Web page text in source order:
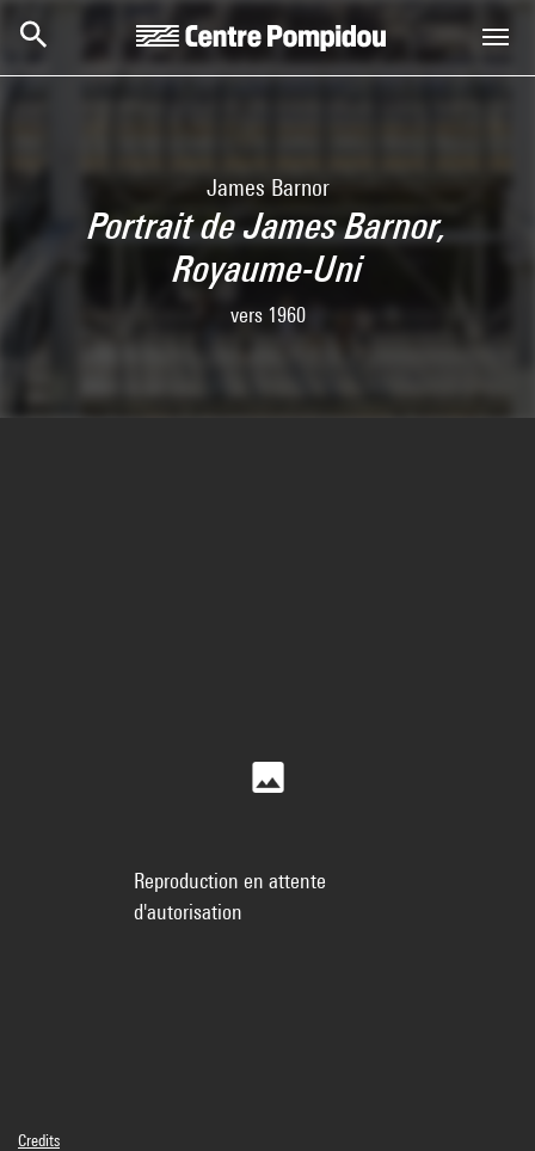
James Barnor
Portrait de James Barnor,
Royaume-Uni
vers 1960
Reproduction en attente
d'autorisation
Credits